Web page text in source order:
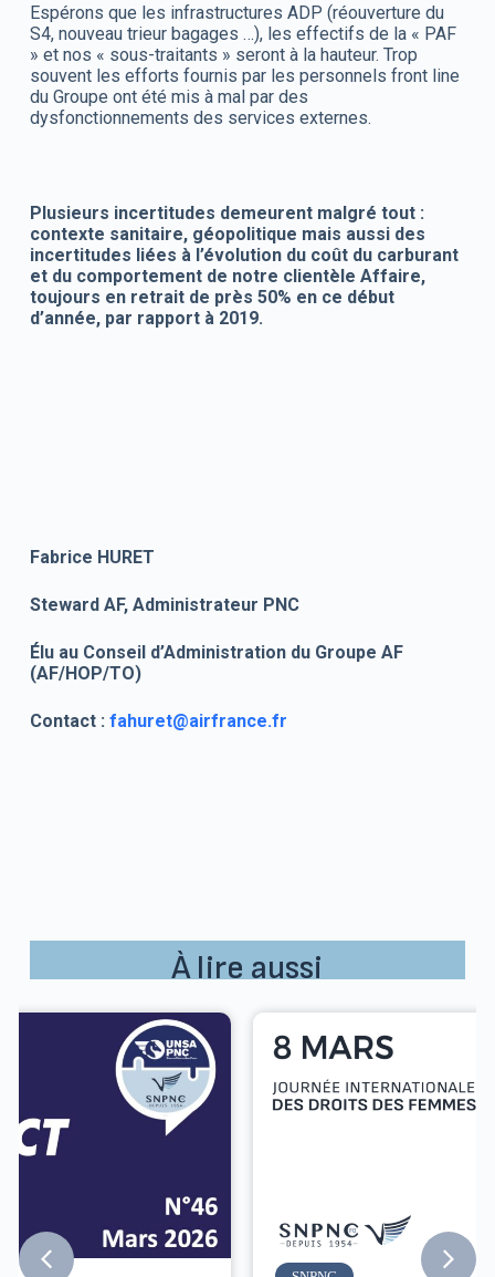
Espérons que les infrastructures ADP (réouverture du
S4, nouveau trieur bagages …), les effectifs de la « PAF
» et nos « sous-traitants » seront à la hauteur. Trop
souvent les efforts fournis par les personnels front line
du Groupe ont été mis à mal par des
dysfonctionnements des services externes.
Plusieurs incertitudes demeurent malgré tout :
contexte sanitaire, géopolitique mais aussi des
incertitudes liées à l’évolution du coût du carburant
et du comportement de notre clientèle Affaire,
toujours en retrait de près 50% en ce début
d’année, par rapport à 2019.
Fabrice HURET
Steward AF, Administrateur PNC
Élu au Conseil d’Administration du Groupe AF
(AF/HOP/TO)
Contact : fahuret@airfrance.fr
À lire aussi